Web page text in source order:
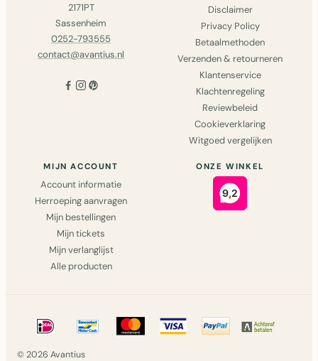
2171PT
Sassenheim
0252-793555
contact@avantius.nl
Disclaimer
Privacy Policy
Betaalmethoden
Verzenden & retourneren
Klantenservice
Klachtenregeling
Reviewbeleid
Cookieverklaring
Witgoed vergelijken
MIJN ACCOUNT
Account informatie
Herroeping aanvragen
Mijn bestellingen
Mijn tickets
Mijn verlanglijst
Alle producten
ONZE WINKEL
© 2026 Avantius